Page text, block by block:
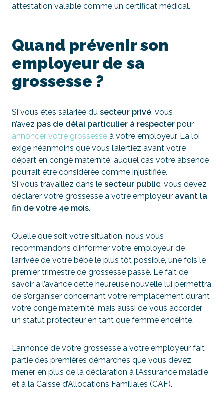
attestation valable comme un certificat médical.
Quand prévenir son
employeur de sa
grossesse ?
Si vous êtes salariée du secteur privé, vous
n’avez pas de délai particulier à respecter pour
annoncer votre grossesse à votre employeur. La loi
exige néanmoins que vous l’alertiez avant votre
départ en congé maternité, auquel cas votre absence
pourrait être considérée comme injustifiée.
Si vous travaillez dans le secteur public, vous devez
déclarer votre grossesse à votre employeur avant la
fin de votre 4e mois.
Quelle que soit votre situation, nous vous
recommandons d’informer votre employeur de
l’arrivée de votre bébé le plus tôt possible, une fois le
premier trimestre de grossesse passé. Le fait de
savoir à l’avance cette heureuse nouvelle lui permettra
de s’organiser concernant votre remplacement durant
votre congé maternité, mais aussi de vous accorder
un statut protecteur en tant que femme enceinte.
L’annonce de votre grossesse à votre employeur fait
partie des premières démarches que vous devez
mener en plus de la déclaration à l’Assurance maladie
et à la Caisse d’Allocations Familiales (CAF).